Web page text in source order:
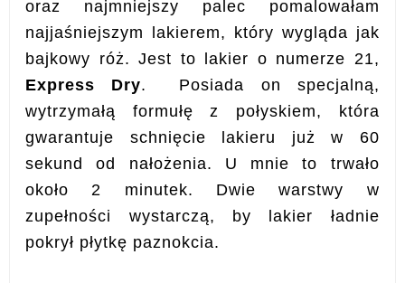
oraz najmniejszy palec pomalowałam
najjaśniejszym lakierem, który wygląda jak
bajkowy róż. Jest to lakier o numerze 21,
Express Dry. Posiada on specjalną,
wytrzymałą formułę z połyskiem, która
gwarantuje schnięcie lakieru już w 60
sekund od nałożenia. U mnie to trwało
około 2 minutek. Dwie warstwy w
zupełności wystarczą, by lakier ładnie
pokrył płytkę paznokcia.